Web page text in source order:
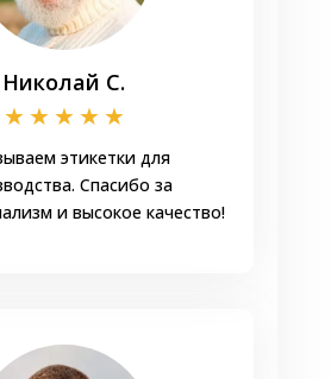
Николай С.
★★★★★
этикетки для
Спасибо за
и высокое качество!